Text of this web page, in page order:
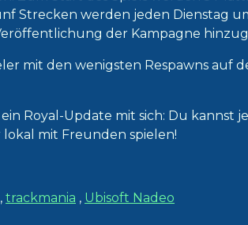
Strecken werden jeden Dienstag
der Kampagne
mit den wenigsten Respawns auf
Royal-Update mit sich: Du kannst
mit Freunden spielen!
, trackmania , Ubisoft Nadeo